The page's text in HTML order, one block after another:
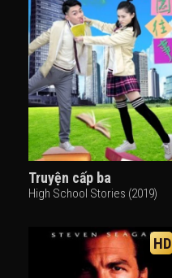
Truyện cấp ba
High School Stories (2019)
HD